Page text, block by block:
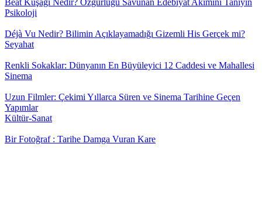
Beat Kuşağı Nedir? Özgürlüğü Savunan Edebiyat Akımını Tanıyın
Psikoloji
Déjà Vu Nedir? Bilimin Açıklayamadığı Gizemli His Gerçek mi?
Seyahat
Renkli Sokaklar: Dünyanın En Büyüleyici 12 Caddesi ve Mahallesi
Sinema
Uzun Filmler: Çekimi Yıllarca Süren ve Sinema Tarihine Geçen
Yapımlar
Kültür-Sanat
Bir Fotoğraf : Tarihe Damga Vuran Kare